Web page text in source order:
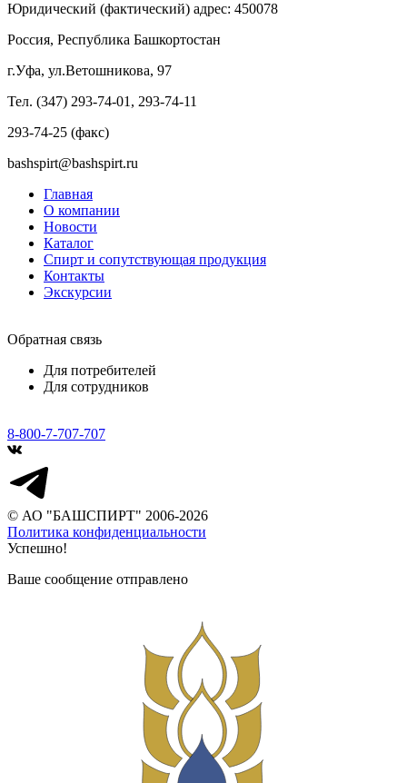
Юридический (фактический) адрес: 450078
Россия, Республика Башкортостан
г.Уфа, ул.Ветошникова, 97
Тел. (347) 293-74-01, 293-74-11
293-74-25 (факс)
bashspirt@bashspirt.ru
Главная
О компании
Новости
Каталог
Спирт и сопутствующая продукция
Контакты
Экскурсии
Обратная связь
Для потребителей
Для сотрудников
8-800-7-707-707
© АО "БАШСПИРТ" 2006-2026
Политика конфиденциальности
Успешно!
Ваше сообщение отправлено